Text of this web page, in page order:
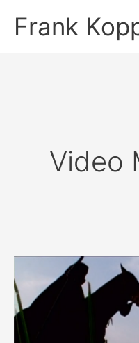
naar
de
Frank
Video